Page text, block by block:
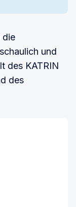
die
und
des KATRIN
des